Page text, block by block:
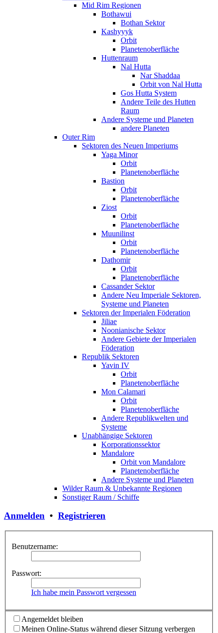
Mid Rim Regionen
Bothawui
Bothan Sektor
Kashyyyk
Orbit
Planetenoberfläche
Huttenraum
Nal Hutta
Nar Shaddaa
Orbit von Nal Hutta
Gos Hutta System
Andere Teile des Hutten
Raum
Andere Systeme und Planeten
andere Planeten
Outer Rim
Sektoren des Neuen Imperiums
Yaga Minor
Orbit
Planetenoberfläche
Bastion
Orbit
Planetenoberfläche
Ziost
Orbit
Planetenoberfläche
Muunilinst
Orbit
Planetenoberfläche
Dathomir
Orbit
Planetenoberfläche
Cassander Sektor
Andere Neu Imperiale Sektoren,
Systeme und Planeten
Sektoren der Imperialen Föderation
Jiliae
Noonianische Sektor
Andere Gebiete der Imperialen
Föderation
Republik Sektoren
Yavin IV
Orbit
Planetenoberfläche
Mon Calamari
Orbit
Planetenoberfläche
Andere Republikwelten und
Systeme
Unabhängige Sektoren
Korporationssektor
Mandalore
Orbit von Mandalore
Planetenoberfläche
Andere Systeme und Planeten
Wilder Raum & Unbekannte Regionen
Sonstiger Raum / Schiffe
Anmelden • Registrieren
Benutzername:
Passwort:
Ich habe mein Passwort vergessen
Angemeldet bleiben
Meinen Online-Status während dieser Sitzung verbergen